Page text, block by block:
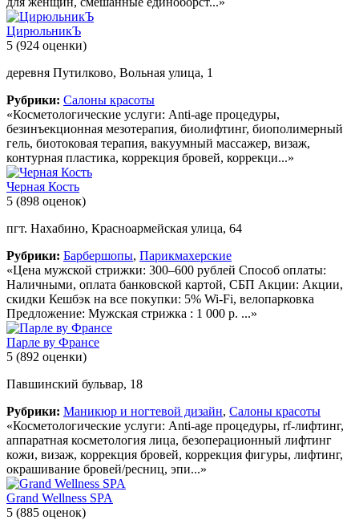
ЦирюльникЪ
5 (924 оценки)
деревня Путилково, Вольная улица, 1
Рубрики: Салоны красоты
«Косметологические услуги: Anti-age процедуры,
безинъекционная мезотерапия, биолифтинг, биополимерный
гель, биотоковая терапия, вакуумный массажер, визаж,
контурная пластика, коррекция бровей, коррекци...»
Черная Кость
5 (898 оценок)
пгт. Нахабино, Красноармейская улица, 64
Рубрики: Барбершопы, Парикмахерские
«Цена мужской стрижки: 300–600 рублей Способ оплаты:
Наличными, оплата банковской картой, СБП Акции: Акции,
скидки Кешбэк на все покупки: 5% Wi-Fi, велопарковка
Предложение: Мужская стрижка : 1 000 р. ...»
Парле ву Франсе
5 (892 оценки)
Павшинский бульвар, 18
Рубрики: Маникюр и ногтевой дизайн, Салоны красоты
«Косметологические услуги: Anti-age процедуры, rf-лифтинг,
аппаратная косметология лица, безоперационный лифтинг
кожи, визаж, коррекция бровей, коррекция фигуры, лифтинг,
окрашивание бровей/ресниц, эпи...»
Grand Wellness SPA
5 (885 оценок)